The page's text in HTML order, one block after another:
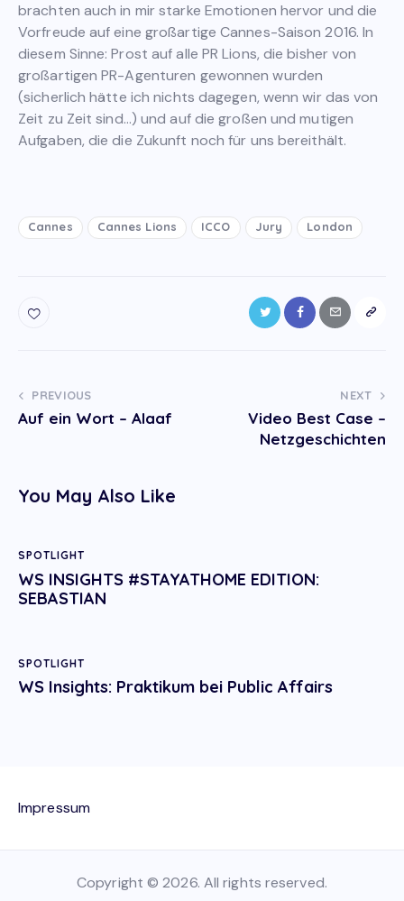
brachten auch in mir starke Emotionen hervor und die
Vorfreude auf eine großartige Cannes-Saison 2016. In
diesem Sinne: Prost auf alle PR Lions, die bisher von
großartigen PR-Agenturen gewonnen wurden
(sicherlich hätte ich nichts dagegen, wenn wir das von
Zeit zu Zeit sind…) und auf die großen und mutigen
Aufgaben, die die Zukunft noch für uns bereithält.
Cannes Cannes Lions ICCO Jury London
Post
navigation
PREVIOUS
Auf ein Wort – Alaaf
NEXT
Video Best Case –
Netzgeschichten
You May Also Like
SPOTLIGHT
WS INSIGHTS #STAYATHOME EDITION:
SEBASTIAN
SPOTLIGHT
WS Insights: Praktikum bei Public Affairs
Impressum
Copyright © 2026. All rights reserved.